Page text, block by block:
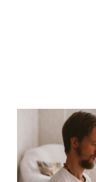
favoris